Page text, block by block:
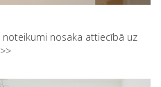
nosaka attiecībā uz